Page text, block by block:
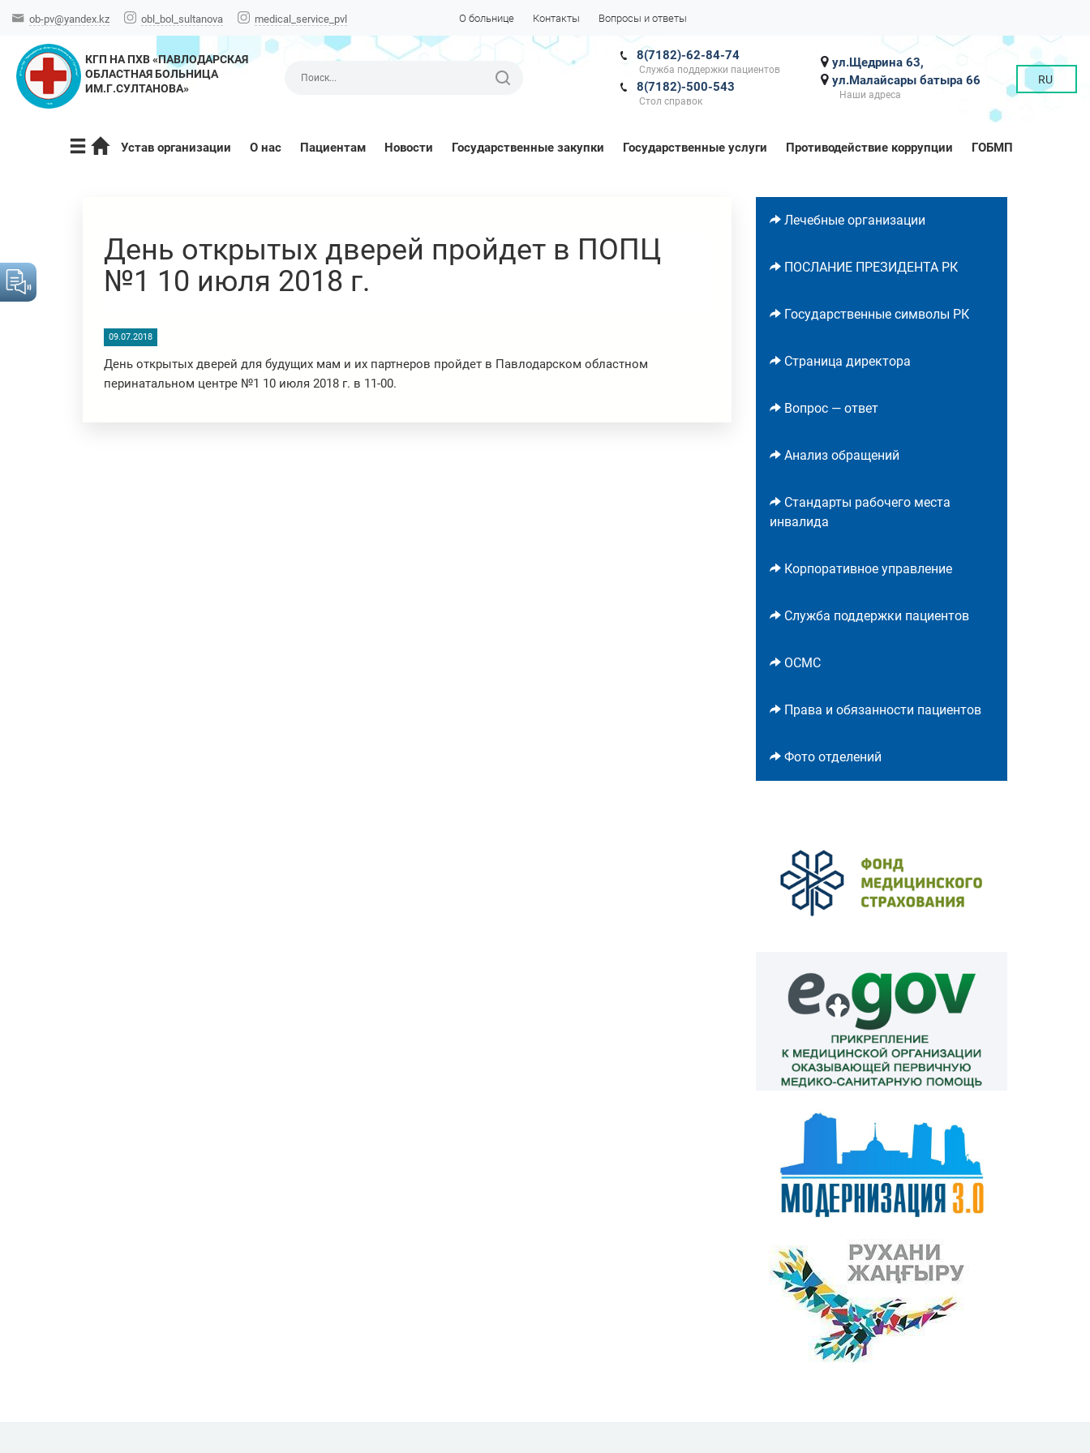
ob-pv@yandex.kz obl_bol_sultanova medical_service_pvl О больнице Контакты Вопросы и ответы
КГП НА ПХВ «ПАВЛОДАРСКАЯ
ОБЛАСТНАЯ БОЛЬНИЦА
ИМ.Г.СУЛТАНОВА»
RU
ул.Щедрина 63,
ул.Малайсары батыра 66
Наши адреса
8(7182)-62-84-74
Служба поддержки пациентов
8(7182)-500-543
Стол справок
Устав организации О нас Пациентам Новости Государственные закупки Государственные услуги Противодействие коррупции ГОБМП
День открытых дверей пройдет в ПОПЦ
№1 10 июля 2018 г.
09.07.2018
День открытых дверей для будущих мам и их партнеров пройдет в Павлодарском областном
перинатальном центре №1 10 июля 2018 г. в 11-00.
Лечебные организации
ПОСЛАНИЕ ПРЕЗИДЕНТА РК
Государственные символы РК
Страница директора
Вопрос — ответ
Анализ обращений
Стандарты рабочего места
инвалида
Корпоративное управление
Служба поддержки пациентов
ОСМС
Права и обязанности пациентов
Фото отделений